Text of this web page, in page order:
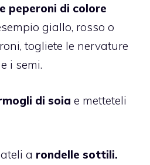
peperoni di colore
giallo, rosso o
togliete le nervature
i semi.
di soia e metteteli
a rondelle sottili.